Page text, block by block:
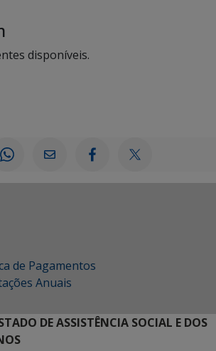
disponíveis.
de Pagamentos
Anuais
DE ASSISTÊNCIA SOCIAL E DOS